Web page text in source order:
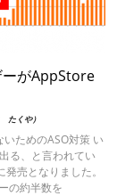
がAppStore
たくや）
ためのASO対策 い
る、と言われてい
売となりました。
の約半数を